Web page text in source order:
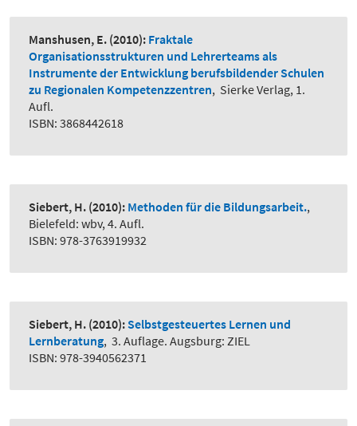
Manshusen, E. (2010): Fraktale
Organisationsstrukturen und Lehrerteams als
Instrumente der Entwicklung berufsbildender Schulen
zu Regionalen Kompetenzzentren, Sierke Verlag, 1.
Aufl.
ISBN: 3868442618
Siebert, H. (2010): Methoden für die Bildungsarbeit.,
Bielefeld: wbv, 4. Aufl.
ISBN: 978-3763919932
Siebert, H. (2010):Selbstgesteuertes Lernen und
Lernberatung, 3. Auflage. Augsburg: ZIEL
ISBN: 978-3940562371